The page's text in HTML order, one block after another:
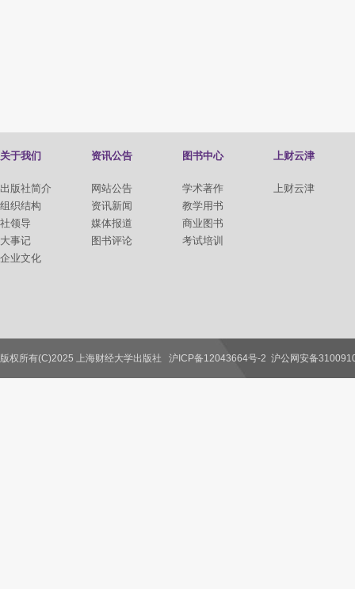
关于我们
出版社简介
组织结构
社领导
大事记
企业文化
资讯公告
网站公告
资讯新闻
媒体报道
图书评论
图书中心
学术著作
教学用书
商业图书
考试培训
上财云津
上财云津
联系我们
版权所有(C)2025 上海财经大学出版社 沪ICP备12043664号-2 沪公网安备